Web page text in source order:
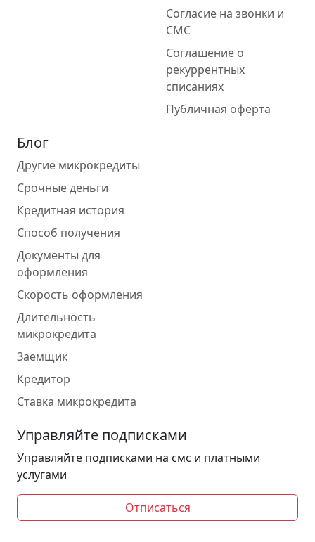
Согласие на звонки и
СМС
Соглашение о
рекуррентных
списаниях
Публичная оферта
Блог
Другие микрокредиты
Срочные деньги
Кредитная история
Способ получения
Документы для
оформления
Скорость оформления
Длительность
микрокредита
Заемщик
Кредитор
Ставка микрокредита
Управляйте подписками
Управляйте подписками на смс и платными
услугами
Отписаться